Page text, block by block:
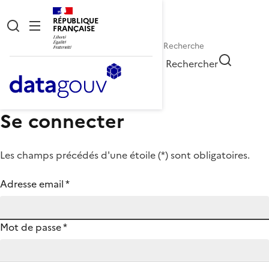
RÉPUBLIQUE
FRANÇAISE
Rechercher
Se connecter
Les champs précédés d'une étoile (*) sont obligatoires.
Adresse email*
Mot de passe*